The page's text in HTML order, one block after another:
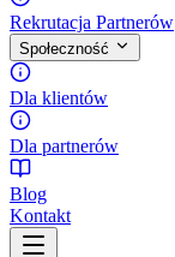
Rekrutacja Partnerów
Społeczność
Dla klientów
Dla partnerów
Blog
Kontakt